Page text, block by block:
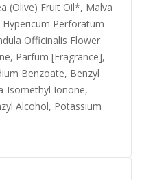
(Olive) Fruit Oil*, Malva
Perforatum
Officinalis Flower
Parfum [Fragrance],
Benzoate, Benzyl
Isomethyl Ionone,
Alcohol, Potassium